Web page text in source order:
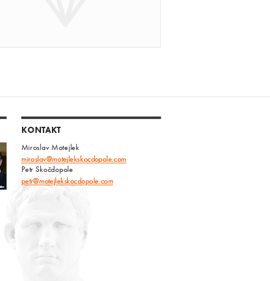
KONTAKT
Miroslav Motejlek
miroslav@motejlekskocdopole.com
Petr Skočdopole
petr@motejlekskocdopole.com